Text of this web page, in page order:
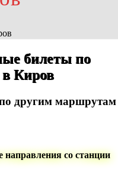
билеты по
Киров
другим маршрутам
со станции